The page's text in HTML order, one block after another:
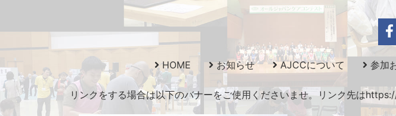
HOME お知らせ AJCCについて 参加
リンクをする場合は以下のバナーをご使用くださいませ。リンク先は